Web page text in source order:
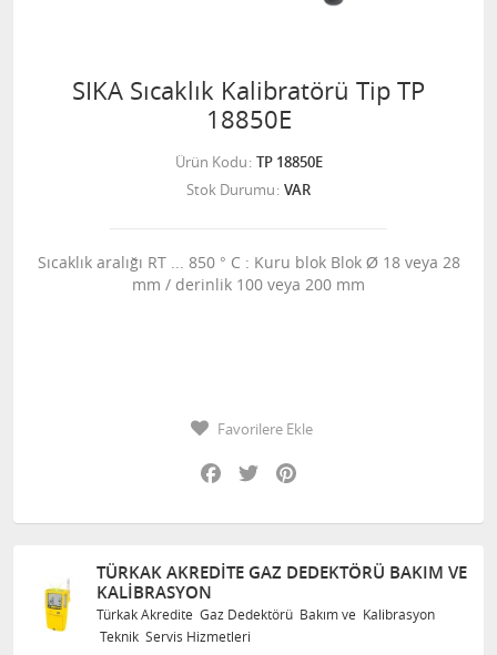
SIKA Sıcaklık Kalibratörü Tip TP
18850E
Ürün Kodu TP 18850E
Stok Durumu VAR
Sıcaklık aralığı RT ... 850 ° C : Kuru blok Blok Ø 18 veya 28
mm / derinlik 100 veya 200 mm
Favorilere Ekle
Facebook
Twitter
TÜRKAK AKREDITE GAZ DEDEKTÖRÜ BAKIM VE
KALIBRASYON
Türkak Akredite Gaz Dedektörü Bakım ve Kalibrasyon
Teknik Servis Hizmetleri